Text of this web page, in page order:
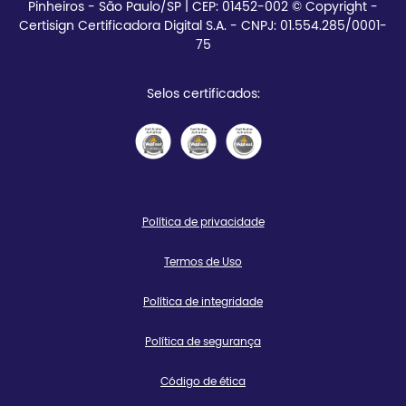
Pinheiros - São Paulo/SP | CEP: 01452-002 © Copyright -
Certisign Certificadora Digital S.A. - CNPJ: 01.554.285/0001-
75
Selos certificados:
Política de privacidade
Termos de Uso
Política de integridade
Política de segurança
Código de ética